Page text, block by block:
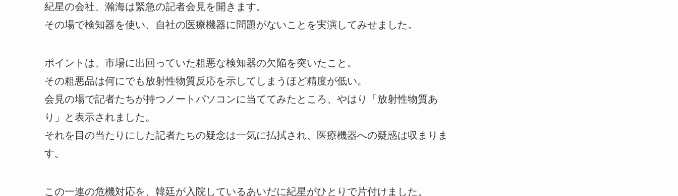
紀星の会社、瀚海は緊急の記者会見を開きます。
その場で検知器を使い、自社の医療機器に問題がないことを実演してみせました。
ポイントは、市場に出回っていた粗悪な検知器の欠陥を突いたこと。
その粗悪品は何にでも放射性物質反応を示してしまうほど精度が低い。
会見の場で記者たちが持つノートパソコンに当ててみたところ、やはり「放射性物質あ
り」と表示されました。
それを目の当たりにした記者たちの疑念は一気に払拭され、医療機器への疑惑は収まりま
す。
この一連の危機対応を、韓廷が入院しているあいだに紀星がひとりで片付けました。